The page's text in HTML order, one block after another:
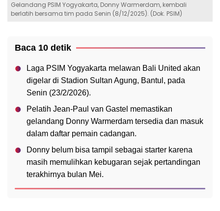
Gelandang PSIM Yogyakarta, Donny Warmerdam, kembali
berlatih bersama tim pada Senin (8/12/2025). (Dok. PSIM)
Baca 10 detik
Laga PSIM Yogyakarta melawan Bali United akan
digelar di Stadion Sultan Agung, Bantul, pada
Senin (23/2/2026).
Pelatih Jean-Paul van Gastel memastikan
gelandang Donny Warmerdam tersedia dan masuk
dalam daftar pemain cadangan.
Donny belum bisa tampil sebagai starter karena
masih memulihkan kebugaran sejak pertandingan
terakhirnya bulan Mei.